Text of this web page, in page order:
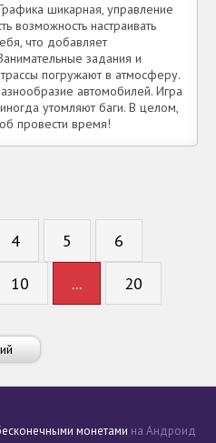
шикарная, управление
возможность настраивать
что добавляет
задания и
погружают в атмосферу.
автомобилей. Игра
иногда утомляют баги. В целом,
провести время!
4 5 6
10 ... 20
монетами на Андроид